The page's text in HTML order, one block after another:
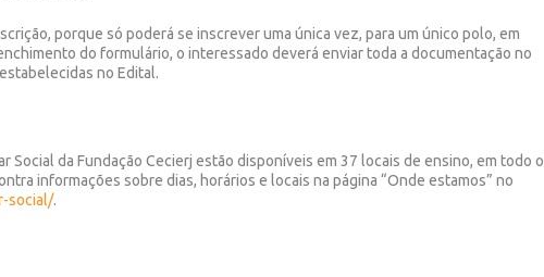
porque só poderá se inscrever uma única vez, para um único polo, em
do formulário, o interessado deverá enviar toda a documentação no
no Edital.
Social da Fundação Cecierj estão disponíveis em 37 locais de ensino, em todo o
informações sobre dias, horários e locais na página “Onde estamos” no
social/.